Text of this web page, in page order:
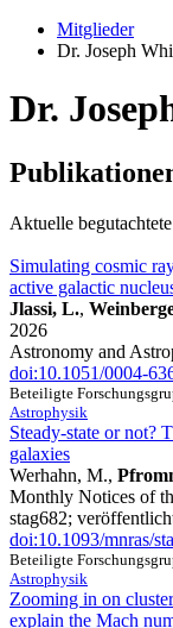
Mitglieder
Dr. Joseph
Dr.
Aktuelle
Simulating cosmic
active galactic
Jlassi, L.,
2026
Astronomy and
doi:10.1051/0004-
Beteiligte
Astrophysik
Steady-state or not?
galaxies
Werhahn, M.,
Monthly Notices of
stag682;
doi:10.1093/mnras/
Beteiligte
Astrophysik
Zooming in on
explain the Mach